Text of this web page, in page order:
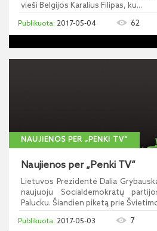
vieši Belgijos Karalius Filipas, ku...
2017-05-04 62
NAUJIENOS PER „PENKI TV“
Naujienos per „Penki TV“
Lietuvos Prezidentė Dalia
naujuoju Socialdemokratų
Palucku. Šiandien piketą prie
2017-05-03 7